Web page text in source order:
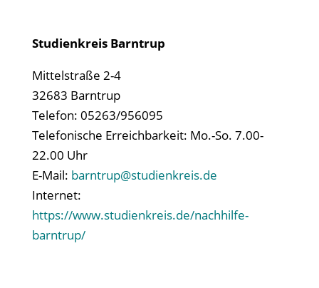
Studienkreis Barntrup
Mittelstraße 2-4
32683 Barntrup
Telefon: 05263/956095
Telefonische Erreichbarkeit: Mo.-So. 7.00-
22.00 Uhr
E-Mail: barntrup@studienkreis.de
Internet:
https://www.studienkreis.de/nachhilfe-
barntrup/